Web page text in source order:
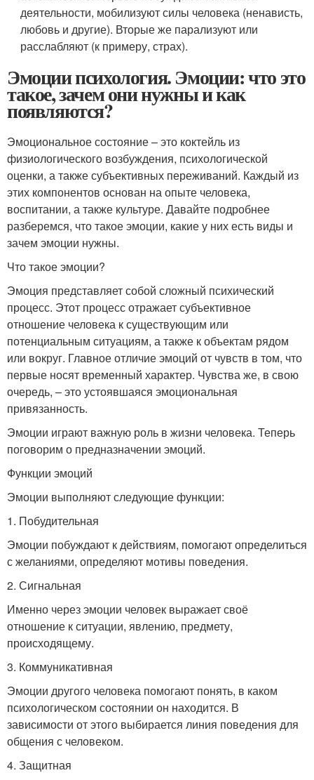
деятельности, мобилизуют силы человека (ненависть,
любовь и другие). Вторые же парализуют или
расслабляют (к примеру, страх).
Эмоции психология. Эмоции: что это
такое, зачем они нужны и как
появляются?
Эмоциональное состояние – это коктейль из
физиологического возбуждения, психологической
оценки, а также субъективных переживаний. Каждый из
этих компонентов основан на опыте человека,
воспитании, а также культуре. Давайте подробнее
разберемся, что такое эмоции, какие у них есть виды и
зачем эмоции нужны.
Что такое эмоции?
Эмоция представляет собой сложный психический
процесс. Этот процесс отражает субъективное
отношение человека к существующим или
потенциальным ситуациям, а также к объектам рядом
или вокруг. Главное отличие эмоций от чувств в том, что
первые носят временный характер. Чувства же, в свою
очередь, – это устоявшаяся эмоциональная
привязанность.
Эмоции играют важную роль в жизни человека. Теперь
поговорим о предназначении эмоций.
Функции эмоций
Эмоции выполняют следующие функции:
1. Побудительная
Эмоции побуждают к действиям, помогают определиться
с желаниями, определяют мотивы поведения.
2. Сигнальная
Именно через эмоции человек выражает своё
отношение к ситуации, явлению, предмету,
происходящему.
3. Коммуникативная
Эмоции другого человека помогают понять, в каком
психологическом состоянии он находится. В
зависимости от этого выбирается линия поведения для
общения с человеком.
4. Защитная